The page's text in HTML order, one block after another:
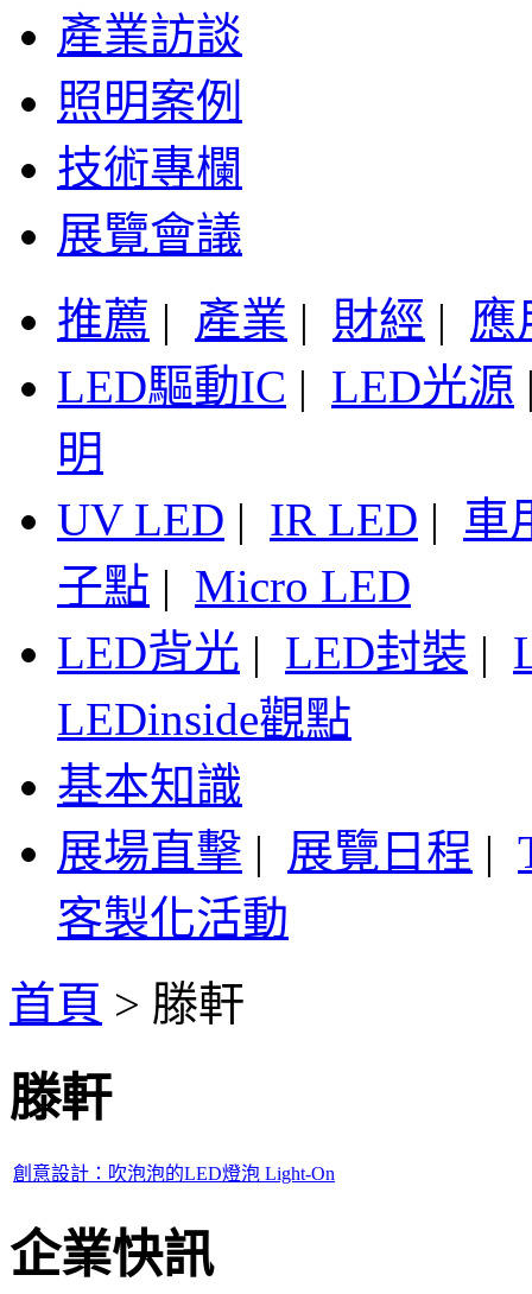
產業訪談
照明案例
技術專欄
展覽會議
推薦 | 產業 | 財經 | 應
LED驅動IC | LED光源
明
UV LED | IR LED | 車
子點 | Micro LED
LED背光 | LED封裝 |
LEDinside觀點
基本知識
展場直擊 | 展覽日程 |
客製化活動
首頁 > 滕軒
滕軒
創意設計：吹泡泡的LED燈泡 Light-On
企業快訊